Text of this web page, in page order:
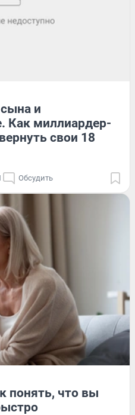
и
Как миллиардер-
свои 18
Обсудить
понять, что вы